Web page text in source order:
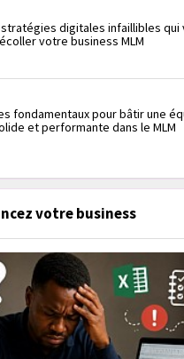
digitales infaillibles qui
votre business MLM
fondamentaux pour bâtir une
et performante dans le MLM
votre business